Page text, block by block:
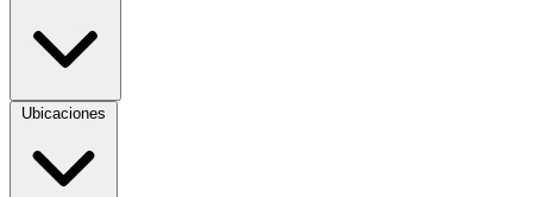
Ubicaciones